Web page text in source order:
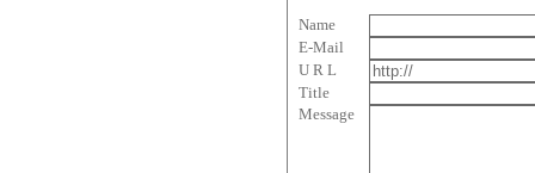
Name
E-Mail
U R L
Title
Message